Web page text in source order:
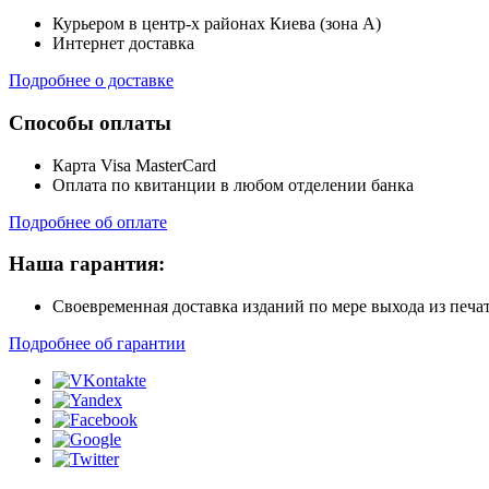
Курьером в центр-х районах Киева (зона А)
Интернет доставка
Подробнее о доставке
Способы оплаты
Карта Visa MasterCard
Оплата по квитанции в любом отделении банка
Подробнее об оплате
Наша гарантия:
Своевременная доставка изданий по мере выхода из
Подробнее об гарантии